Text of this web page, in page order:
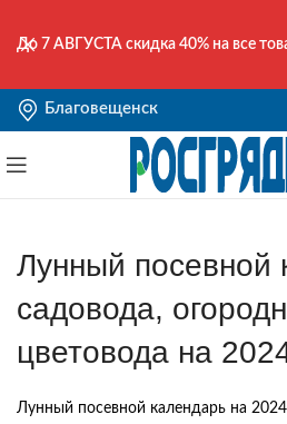
Благовещенск
Лунный посевной
садовода,
цветовода на
Лунный посевной календарь на 2024
До 7 АВГУСТА скидка 40% на все